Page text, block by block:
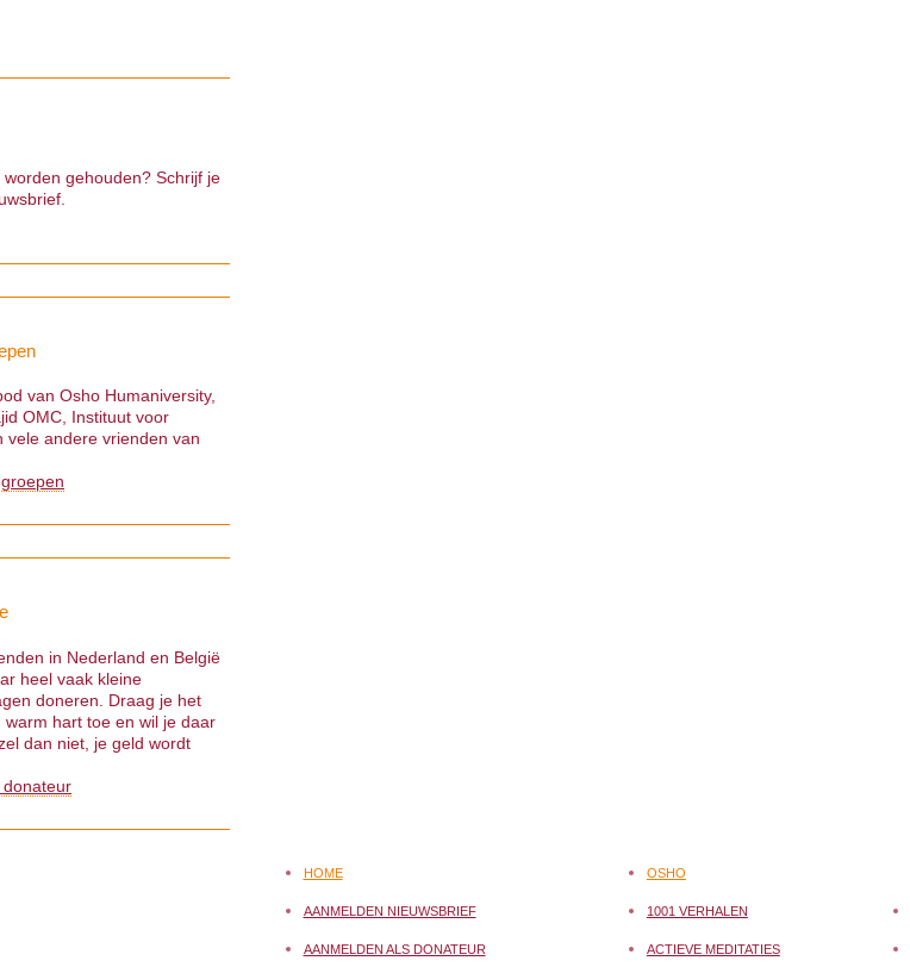
gehouden? Schrijf je
van Osho Humaniversity,
OMC, Instituut voor
vele andere vrienden van
in Nederland en België
heel vaak kleine
doneren. Draag je het
hart toe en wil je daar
dan niet, je geld wordt
HOME
AANMELDEN NIEUWSBRIEF
AANMELDEN ALS DONATEUR
OSHO
1001 VERHALEN
ACTIEVE MEDITATIES